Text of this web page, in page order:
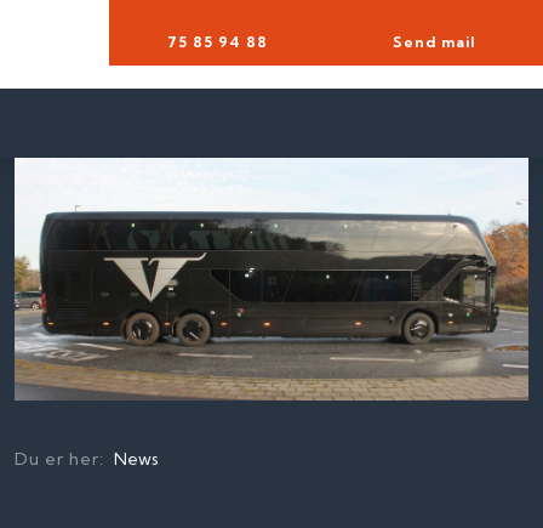
75 85 94 88​ Send mail
Du er her:News